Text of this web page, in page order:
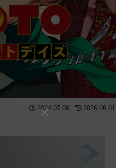
2024.07.08 2026.06.01